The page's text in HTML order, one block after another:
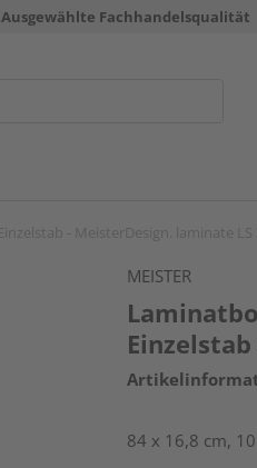
Ausgewählte Fachhandelsqualität
MEISTER
84 x 16,8 cm,